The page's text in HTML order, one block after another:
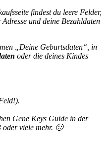
findest du leere Felder,
und deine Bezahldaten
„Deine Geburtsdaten“, in
oder die deines Kindes
Gene Keys Guide in der
viele mehr. 🙂